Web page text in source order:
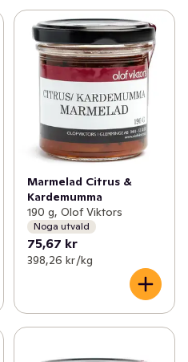
Marmelad Citrus &
Kardemumma
190 g, Olof Viktors
Noga utvald
75,67 kr
398,26 kr /kg